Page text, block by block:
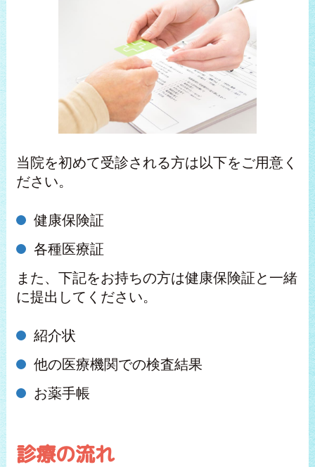
当院を初めて受診される方は以下をご用意く
ださい。
健康保険証
各種医療証
また、下記をお持ちの方は健康保険証と一緒
に提出してください。
紹介状
他の医療機関での検査結果
お薬手帳
診療の流れ